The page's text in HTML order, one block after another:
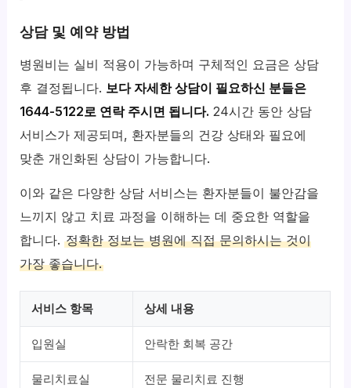
상담 및 예약 방법
병원비는 실비 적용이 가능하며 구체적인 요금은 상담
후 결정됩니다. 보다 자세한 상담이 필요하신 분들은
1644-5122로 연락 주시면 됩니다. 24시간 동안 상담
서비스가 제공되며, 환자분들의 건강 상태와 필요에
맞춘 개인화된 상담이 가능합니다.
이와 같은 다양한 상담 서비스는 환자분들이 불안감을
느끼지 않고 치료 과정을 이해하는 데 중요한 역할을
합니다.정확한 정보는 병원에 직접 문의하시는 것이
가장 좋습니다.
서비스 항목 상세 내용
입원실 안락한 회복 공간
물리치료실 전문 물리치료 진행